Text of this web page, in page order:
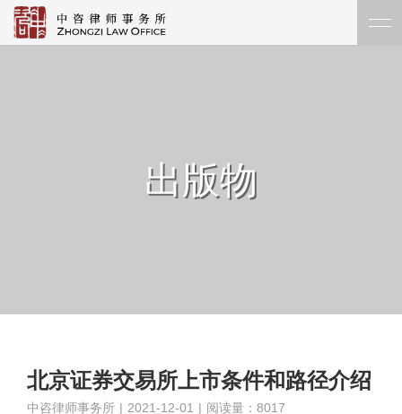
出版物
北京证券交易所上市条件和路径介绍
中咨律师事务所 | 2021-12-01 | 阅读量：8017